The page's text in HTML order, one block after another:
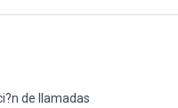
de llamadas